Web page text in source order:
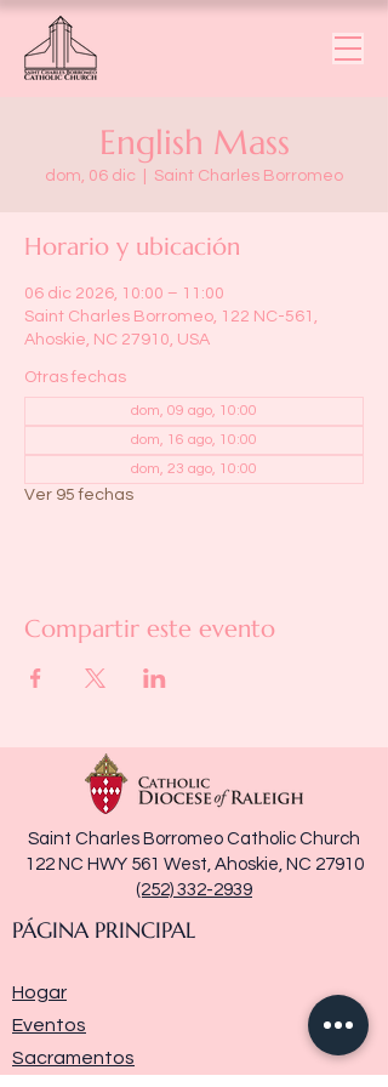
English Mass
dom, 06 dic Saint Charles Borromeo
Horario y ubicación
06 dic 2026, 10:00 – 11:00
Saint Charles Borromeo, 122 NC-561,
Ahoskie, NC 27910, USA
Otras fechas
dom, 09 ago, 10:00
dom, 16 ago, 10:00
dom, 23 ago, 10:00
Ver 95 fechas
Compartir este evento
Saint Charles Borromeo Catholic Church
122 NC HWY 561 West, Ahoskie, NC 27910
(252) 332-2939
PÁGINA PRINCIPAL
Hogar
Eventos
Sacramentos